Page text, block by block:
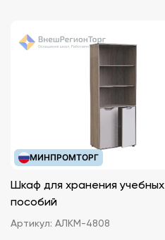
МИНПРОМТОРГ
Шкаф для хранения учебных
пособий
Артикул: АЛКМ-4808